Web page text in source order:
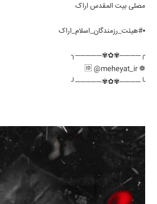
مصلی بیت المقدس اراک
▪️#هیئت_رزمندگان_اسلام_اراک
╭────✾✿✾─────╮
❁ 🆔 @meheyat_ir
╰────✾✿✾─────╯